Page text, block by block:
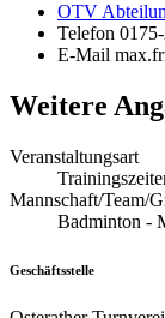
OTV
Telefon
E-Mail
Weitere
Veranstaltungsart
Mannschaft/Team/
Badminton -
Geschäftsstelle